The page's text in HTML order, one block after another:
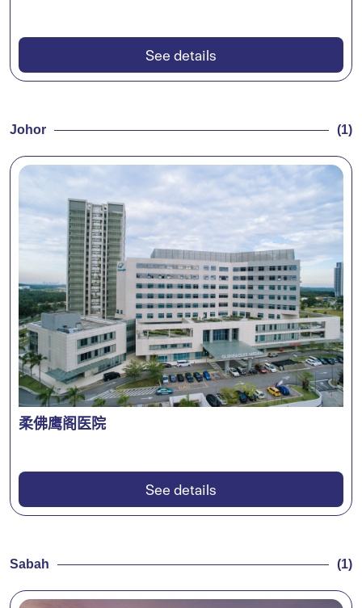
See details
Johor (1)
柔佛鹰阁医院
See details
Sabah (1)